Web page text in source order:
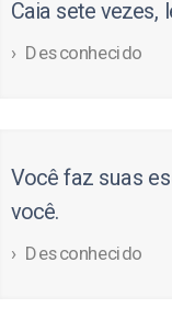
Caia sete vezes,
Desconhecido
Você faz suas
você.
Desconhecido